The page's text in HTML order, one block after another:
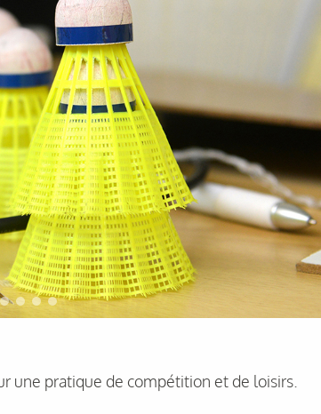
une pratique de compétition et de loisirs.